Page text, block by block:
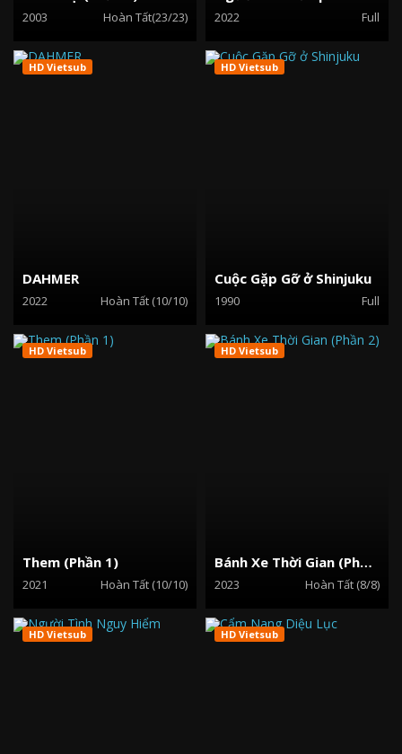
2003 Hoàn Tất(23/23) 2022 Full
DAHMER
2022 Hoàn Tất (10/10)
HD Vietsub
Cuộc Gặp Gỡ ở Shinjuku
1990 Full
HD Vietsub
Them (Phần 1)
2021 Hoàn Tất (10/10)
HD Vietsub
Bánh Xe Thời Gian (Phần 2)
2023 Hoàn Tất (8/8)
HD Vietsub
HD Vietsub HD Vietsub